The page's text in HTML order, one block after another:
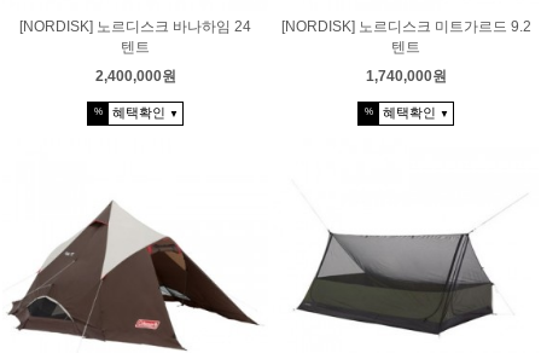
[NORDISK] 노르디스크 바나하임 24
텐트
2,400,000원
% 혜택확인 ▼
[NORDISK] 노르디스크 미트가르드 9.2
텐트
1,740,000원
% 혜택확인 ▼